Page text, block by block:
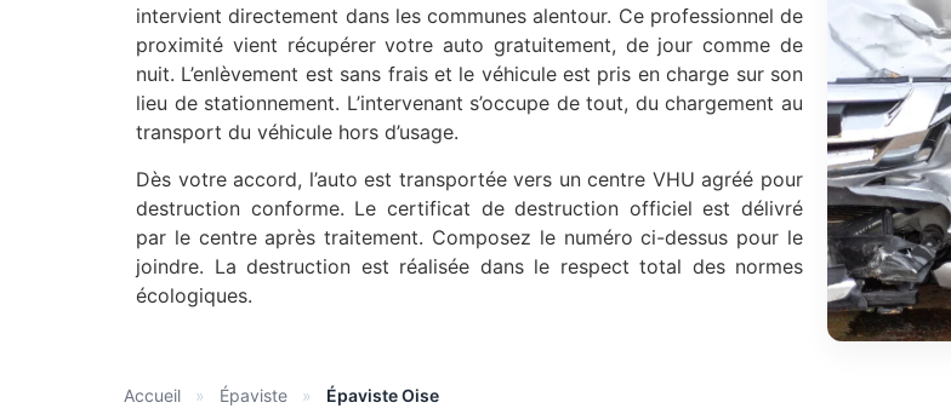
intervient directement dans les communes alentour. Ce professionnel de
proximité vient récupérer votre auto gratuitement, de jour comme de
nuit. L’enlèvement est sans frais et le véhicule est pris en charge sur son
lieu de stationnement. L’intervenant s’occupe de tout, du chargement au
transport du véhicule hors d’usage.
Dès votre accord, l’auto est transportée vers un centre VHU agréé pour
destruction conforme. Le certificat de destruction officiel est délivré
par le centre après traitement. Composez le numéro ci-dessus pour le
joindre. La destruction est réalisée dans le respect total des normes
écologiques.
Accueil » Épaviste » Épaviste Oise